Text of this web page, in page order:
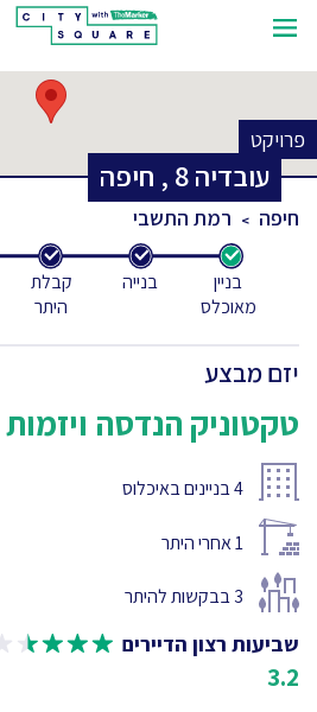
פרויקט
עובדיה8
, חיפה
חיפה רמת התשבי
בניין
מאוכלס
בנייה
קבלת
היתר
יזם מבצע
טקטוניק הנדסה
4בניינים באיכלוס
1אחרי היתר
3בבקשות להיתר
שביעות רצון הדיירים
3.2